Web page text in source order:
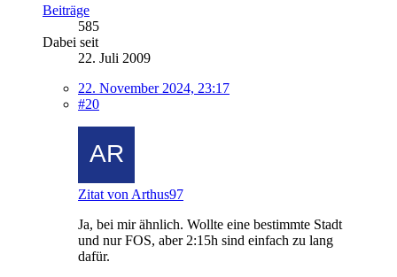
Beiträge
585
Dabei seit
22. Juli 2009
22. November 2024, 23:17
#20
Zitat von Arthus97
Ja, bei mir ähnlich. Wollte eine bestimmte Stadt
und nur FOS, aber 2:15h sind einfach zu lang
dafür.